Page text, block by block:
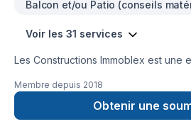
Balcon et/ou Patio (conseils
Voir les 31 services
Les Constructions Immoblex est une
complète de services pour les
coffrage isolant et de constructions
Forte d'une expertise solide et d'un
Membre depuis 2018
Obtenir une